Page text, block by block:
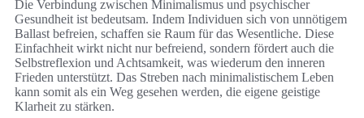
Die Verbindung zwischen Minimalismus und psychischer
Gesundheit ist bedeutsam. Indem Individuen sich von unnötigem
Ballast befreien, schaffen sie Raum für das Wesentliche. Diese
Einfachheit wirkt nicht nur befreiend, sondern fördert auch die
Selbstreflexion und Achtsamkeit, was wiederum den inneren
Frieden unterstützt. Das Streben nach minimalistischem Leben
kann somit als ein Weg gesehen werden, die eigene geistige
Klarheit zu stärken.